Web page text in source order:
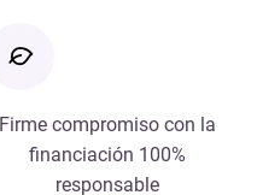
Firme compromiso con la
financiación 100%
responsable